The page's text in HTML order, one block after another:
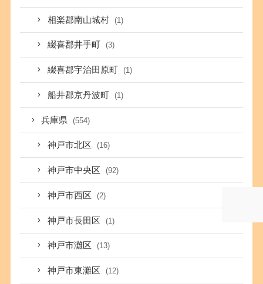
相楽郡南山城村 (1)
綴喜郡井手町 (3)
綴喜郡宇治田原町 (1)
船井郡京丹波町 (1)
兵庫県 (554)
神戸市北区 (16)
神戸市中央区 (92)
神戸市西区 (2)
神戸市長田区 (1)
神戸市灘区 (13)
神戸市東灘区 (12)